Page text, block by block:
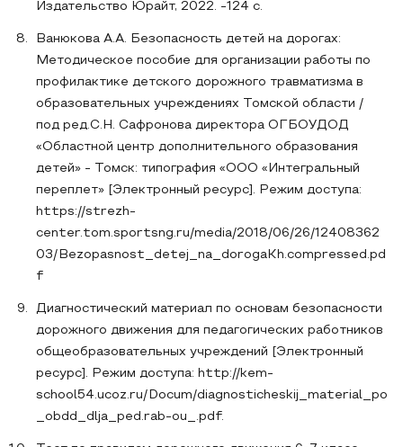
Издательство Юрайт, 2022. -124 с.
Ванюкова А.А. Безопасность детей на дорогах:
Методическое пособие для организации работы по
профилактике детского дорожного травматизма в
образовательных учреждениях Томской области /
под ред.С.Н. Сафронова директора ОГБОУДОД
«Областной центр дополнительного образования
детей» - Томск: типография «ООО «Интегральный
переплет» [Электронный ресурс]. Режим доступа:
https://strezh-
center.tom.sportsng.ru/media/2018/06/26/12408362
03/Bezopasnost_detej_na_dorogaKh.compressed.pd
f
Диагностический материал по основам безопасности
дорожного движения для педагогических работников
общеобразовательных учреждений [Электронный
ресурс]. Режим доступа: http://kem-
school54.ucoz.ru/Docum/diagnosticheskij_material_po
_obdd_dlja_ped.rab-ou_.pdf.